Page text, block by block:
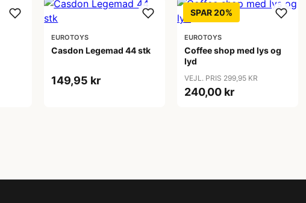
EUROTOYS
Casdon Legemad 44 stk
149,95 kr
SPAR 20%
EUROTOYS
Coffee shop med lys og
lyd
VEJL. PRIS 299,95 KR
240,00 kr